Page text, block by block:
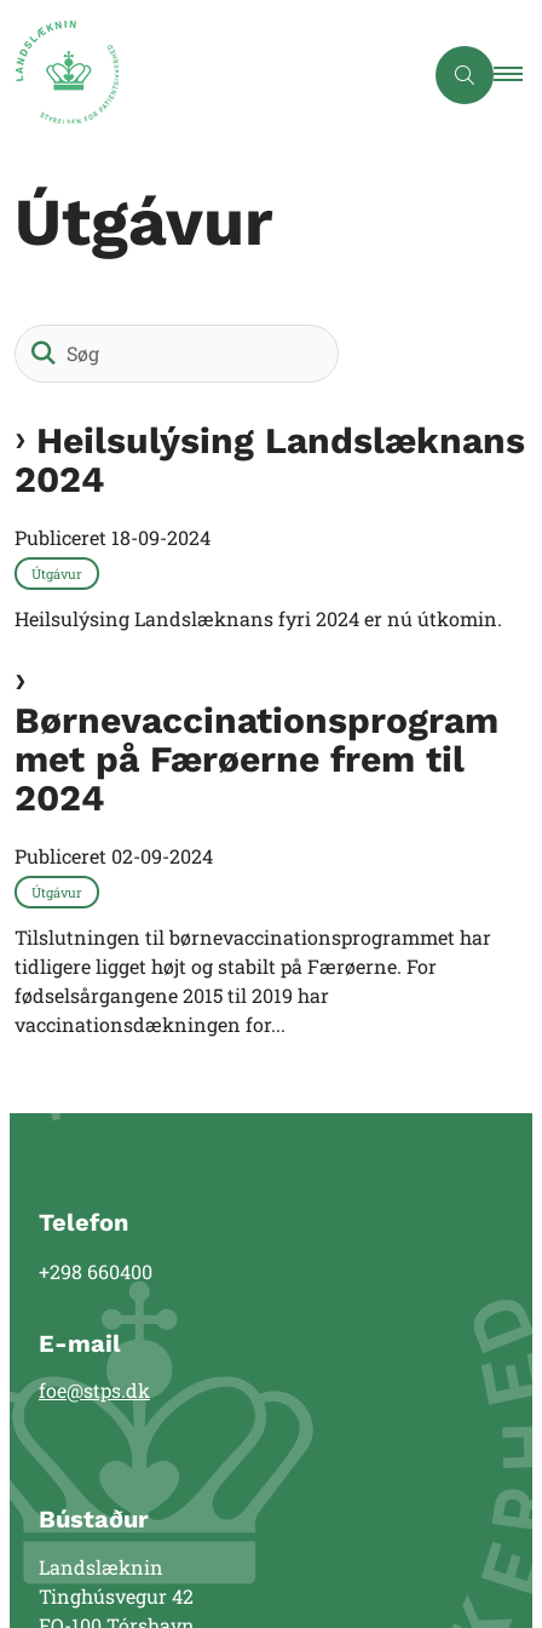
Útgávur
Heilsulýsing Landslæknans
2024
Publiceret 18-09-2024
Útgávur
Heilsulýsing Landslæknans fyri 2024 er nú útkomin.
Børnevaccinationsprogram
met på Færøerne frem til
2024
Publiceret 02-09-2024
Útgávur
Tilslutningen til børnevaccinationsprogrammet har
tidligere ligget højt og stabilt på Færøerne. For
fødselsårgangene 2015 til 2019 har
vaccinationsdækningen for...
Telefon
+298 660400
E-mail
foe@stps.dk
Bústaður
Landslæknin
Tinghúsvegur 42